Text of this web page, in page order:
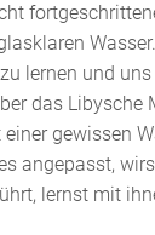
lernen und
das
gewissen
angepasst,
lernst mit